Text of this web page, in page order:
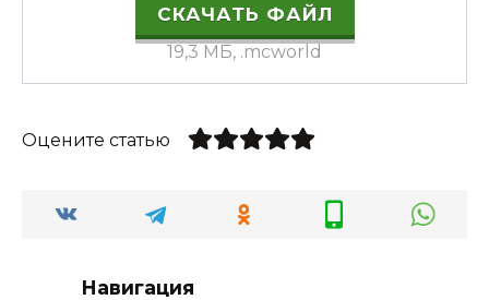
СКАЧАТЬ ФАЙЛ
19,3 МБ, .mcworld
Оцените статью
Навигация